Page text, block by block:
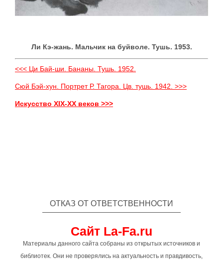
Ли Кэ-жань. Мальчик на буйволе. Тушь. 1953.
<<< Ци Бай-ши. Бананы. Тушь. 1952.
Сюй Бэй-хун. Портрет Р. Тагора. Цв. тушь. 1942. >>>
Искусство XIX-XX веков >>>
ОТКАЗ ОТ ОТВЕТСТВЕННОСТИ
Сайт La-Fa.ru
Материалы данного сайта собраны из открытых источников и
библиотек. Они не проверялись на актуальность и правдивость,